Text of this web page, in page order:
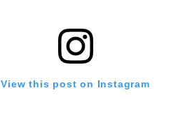
View this post on Instagram